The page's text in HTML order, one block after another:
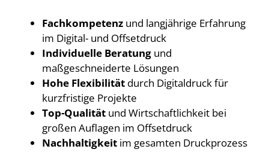
Fachkompetenzund langjährige Erfahrung
im Digital- und Offsetdruck
Individuelle Beratungund
maßgeschneiderte Lösungen
Hohe Flexibilitätdurch Digitaldruck für
kurzfristige Projekte
Top-Qualitätund Wirtschaftlichkeit bei
großen Auflagen im Offsetdruck
Nachhaltigkeitim gesamten Druckprozess